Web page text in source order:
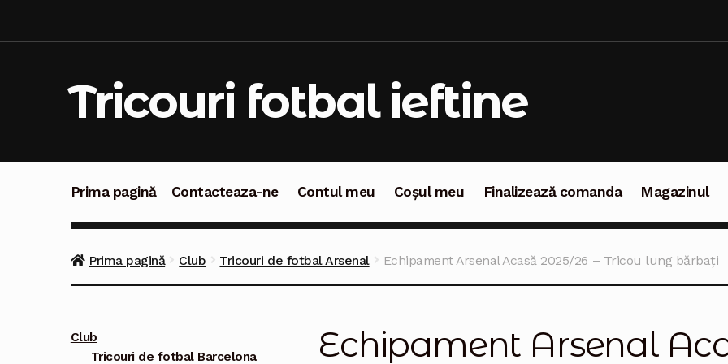
Tricouri fotbal ieftine
Prima pagină Contacteaza-ne Contul meu Coșul meu Finalizează comanda Magazinul
Prima pagină Club Tricouri de fotbal Arsenal Echipament Arsenal Acasă 2025/26 – Tricou lung bărbați
Echipament Arsenal
Club
Tricouri de fotbal Barcelona